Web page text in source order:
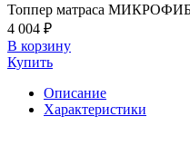
Топпер матраса
4 004 ₽
В корзину
Купить
Описание
Характеристики